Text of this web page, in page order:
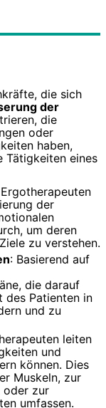
die sich
der
die
oder
haben,
Tätigkeiten eines
der
um deren
zu verstehen.
: Basierend auf
die darauf
des Patienten in
und zu
leiten
und
können. Dies
Muskeln, zur
oder zur
umfassen.